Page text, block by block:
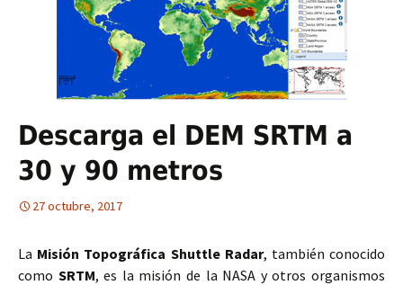
Descarga el DEM SRTM a
30 y 90 metros
27 octubre, 2017
La Misión Topográfica Shuttle Radar, también conocido
como SRTM, es la misión de la NASA y otros organismos